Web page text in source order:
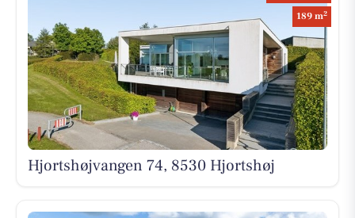
189 m2
Hjortshøjvangen 74, 8530 Hjortshøj